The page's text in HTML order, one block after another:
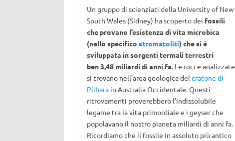
Un gruppo di scienziati della University of New
South Wales (Sidney) ha scoperto dei fossili
che provano l’esistenza di vita microbica
(nello specifico stromatoliti) che si è
sviluppata in sorgenti termali terrestri
ben 3,48 miliardi di anni fa. Le rocce analizzate
si trovano nell’area geologica del cratone di
Pilbarain Australia Occidentale. Questi
ritrovamenti proverebbero l’indissolubile
legame tra la vita primordiale e i geyser che
popolavano il nostro pianeta miliardi di anni fa.
Ricordiamo che il fossile in assoluto più antico